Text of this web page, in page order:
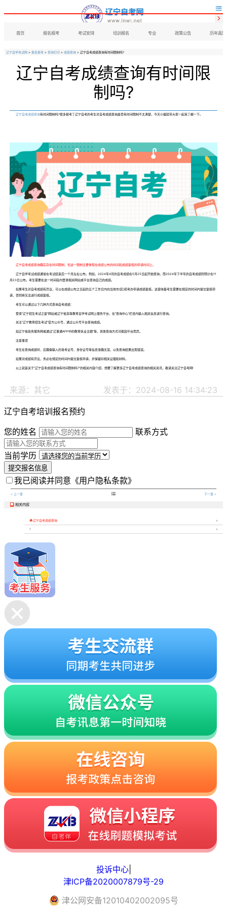

首页 报名报考 考试安排 培训报名 专业 政策公告 历年真题

辽宁自学考试网 > 报名报考 > 查询打印 > 成绩查询 > 辽宁自考成绩查询有时间限制吗?
辽宁自考成绩查询有时间限
制吗?
辽宁自考成绩查询有时间限制吗?很多报考了辽宁自考的考生对自考成绩查询是否有时间限制不太清楚，今天小编就带大家一起来了解一下。
辽宁自考成绩查询确实存在时间限制，但这一限制主要体现在成绩公布的时间和成绩复核的申请时间上。
辽宁自学考试成绩通常在考试结束后一个月左右公布。例如，2024年4月的自考成绩在5月25日起开始查询，而2024年下半年的自考成绩则预计在11
月23日公布。考生需要在这一时间段内登录相关网站或平台查询自己的成绩。
如果考生对自考成绩有异议，可以在成绩公布之日起的五个工作日内向当地市(区)招考办申请成绩复核。这意味着考生需要在规定的时间内提交复核申
请，否则将无法进行成绩复核。
考生可以通过以下几种方式查询自考成绩：
登录“辽宁招生考试之窗”网站或辽宁省高等教育自学考试网上服务平台，在“查询中心”栏目内输入相关信息进行查询。
关注“辽宁教育招生考试”官方公众号，通过公众号平台查询成绩。
如辽宁省政务服务网或通过“辽事通APP中的教育执业主题”等，具体查询方式可能因平台而异。
注意事项
考生在查询成绩时，应确保输入的准考证号、身份证号等信息准确无误，以免查询结果出现错误。
如果对成绩有异议，务必在规定的时间内提交复核申请，并保留好相关证据和材料。
以上就是关于“辽宁自考成绩查询有时间限制吗?”的相关内容介绍，想要了解更多辽宁自考成绩查询的相关资讯，敬请关注辽宁自考网!
来源：其它 发表于：2024-08-16 14:34:23
辽宁自考培训报名预约
您的姓名
联系方式
当前学历
提交报名信息
我已阅读并同意 《用户隐私条款》
< 上一章  下一章 >
相关内容
辽宁自考成绩查询
1
投诉中心|
津ICP备2020007879号-29
津公网安备12010402002095号